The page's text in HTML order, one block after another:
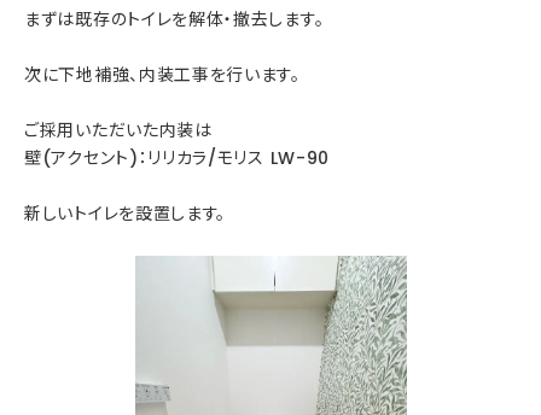
まずは既存のトイレを解体・撤去します。
次に下地補強、内装工事を行います。
ご採用いただいた内装は
壁(アクセント)：リリカラ/モリス LW-90
新しいトイレを設置します。